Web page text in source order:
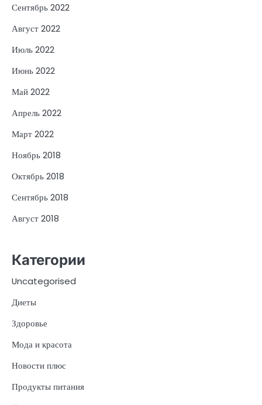
Сентябрь 2022
Август 2022
Июль 2022
Июнь 2022
Май 2022
Апрель 2022
Март 2022
Ноябрь 2018
Октябрь 2018
Сентябрь 2018
Август 2018
Категории
Uncategorised
Диеты
Здоровье
Мода и красота
Новости плюс
Продукты питания